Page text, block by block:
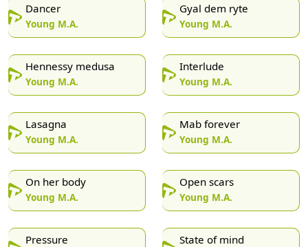
Dancer
Young M.A.
Gyal dem ryte
Young M.A.
Hennessy medusa
Young M.A.
Interlude
Young M.A.
Lasagna
Young M.A.
Mab forever
Young M.A.
On her body
Young M.A.
Open scars
Young M.A.
Pressure State of mind